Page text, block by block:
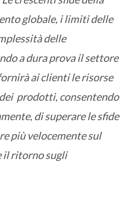
globale, i limiti delle
delle
a dura prova il settore
ai clienti le risorse
prodotti, consentendo
di superare le sfide
più velocemente sul
il ritorno sugli